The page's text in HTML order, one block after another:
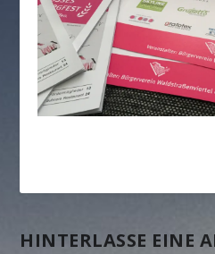
HINTERLASSE EINE